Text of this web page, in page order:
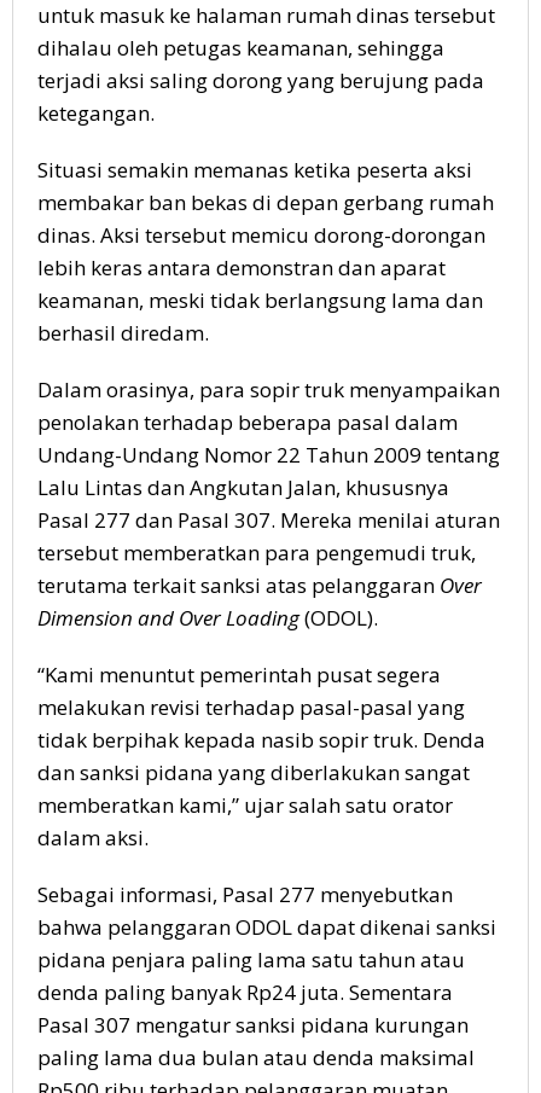
untuk masuk ke halaman rumah dinas tersebut
dihalau oleh petugas keamanan, sehingga
terjadi aksi saling dorong yang berujung pada
ketegangan.
Situasi semakin memanas ketika peserta aksi
membakar ban bekas di depan gerbang rumah
dinas. Aksi tersebut memicu dorong-dorongan
lebih keras antara demonstran dan aparat
keamanan, meski tidak berlangsung lama dan
berhasil diredam.
Dalam orasinya, para sopir truk menyampaikan
penolakan terhadap beberapa pasal dalam
Undang-Undang Nomor 22 Tahun 2009 tentang
Lalu Lintas dan Angkutan Jalan, khususnya
Pasal 277 dan Pasal 307. Mereka menilai aturan
tersebut memberatkan para pengemudi truk,
terutama terkait sanksi atas pelanggaran Over
Dimension and Over Loading(ODOL).
“Kami menuntut pemerintah pusat segera
melakukan revisi terhadap pasal-pasal yang
tidak berpihak kepada nasib sopir truk. Denda
dan sanksi pidana yang diberlakukan sangat
memberatkan kami,” ujar salah satu orator
dalam aksi.
Sebagai informasi, Pasal 277 menyebutkan
bahwa pelanggaran ODOL dapat dikenai sanksi
pidana penjara paling lama satu tahun atau
denda paling banyak Rp24 juta. Sementara
Pasal 307 mengatur sanksi pidana kurungan
paling lama dua bulan atau denda maksimal